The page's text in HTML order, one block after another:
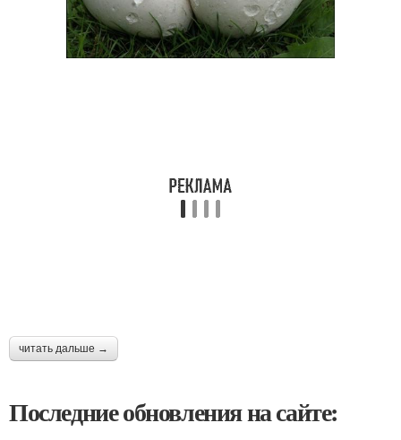
читать дальше →
Последние обновления на сайте: